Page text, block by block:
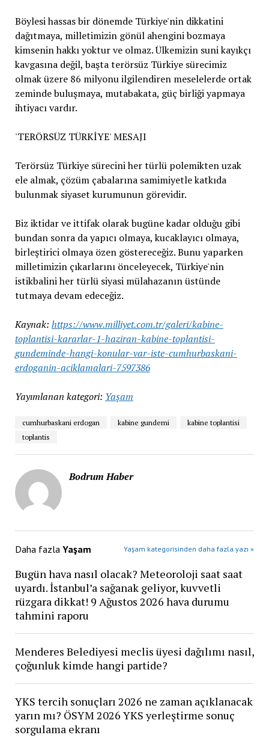
Böylesi hassas bir dönemde Türkiye'nin dikkatini
dağıtmaya, milletimizin gönül ahengini bozmaya
kimsenin hakkı yoktur ve olmaz. Ülkemizin suni kayıkçı
kavgasına değil, başta terörsüz Türkiye sürecimiz
olmak üzere 86 milyonu ilgilendiren meselelerde ortak
zeminde buluşmaya, mutabakata, güç birliği yapmaya
ihtiyacı vardır.
'TERÖRSÜZ TÜRKİYE' MESAJI
Terörsüz Türkiye sürecini her türlü polemikten uzak
ele almak, çözüm çabalarına samimiyetle katkıda
bulunmak siyaset kurumunun görevidir.
Biz iktidar ve ittifak olarak bugüne kadar olduğu gibi
bundan sonra da yapıcı olmaya, kucaklayıcı olmaya,
birleştirici olmaya özen göstereceğiz. Bunu yaparken
milletimizin çıkarlarını önceleyecek, Türkiye'nin
istikbalini her türlü siyasi mülahazanın üstünde
tutmaya devam edeceğiz.
Kaynak: https://www.milliyet.com.tr/galeri/kabine-
toplantisi-kararlar-1-haziran-kabine-toplantisi-
gundeminde-hangi-konular-var-iste-cumhurbaskani-
erdoganin-aciklamalari-7597386
Yayımlanan kategori: Yaşam
cumhurbaskani erdogan kabine gundemi
kabine toplantisi
toplantis
Bodrum Haber
Daha fazla Yaşam Yaşam kategorisinden daha fazla yazı »
Bugün hava nasıl olacak? Meteoroloji saat saat
uyardı. İstanbul’a sağanak geliyor, kuvvetli
rüzgara dikkat! 9 Ağustos 2026 hava durumu
tahmini raporu
Menderes Belediyesi meclis üyesi dağılımı nasıl,
çoğunluk kimde hangi partide?
YKS tercih sonuçları 2026 ne zaman açıklanacak
yarın mı? ÖSYM 2026 YKS yerleştirme sonuç
sorgulama ekranı